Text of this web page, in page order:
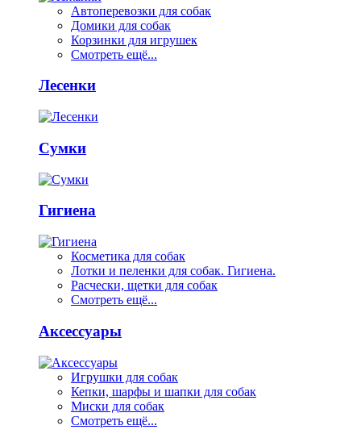
Автоперевозки для собак
Домики для собак
Корзинки для игрушек
Смотреть ещё...
Лесенки
Сумки
Гигиена
Косметика для собак
Лотки и пеленки для собак. Гигиена.
Расчески, щетки для собак
Смотреть ещё...
Аксессуары
Игрушки для собак
Кепки, шарфы и шапки для собак
Миски для собак
Смотреть ещё...